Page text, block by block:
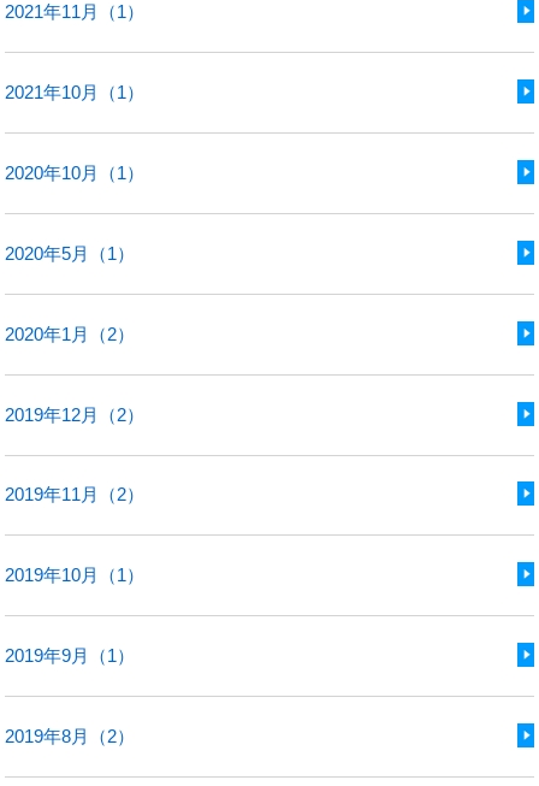
2021年11月（1）
2021年10月（1）
2020年10月（1）
2020年5月（1）
2020年1月（2）
2019年12月（2）
2019年11月（2）
2019年10月（1）
2019年9月（1）
2019年8月（2）